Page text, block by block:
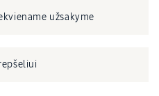
užsakyme